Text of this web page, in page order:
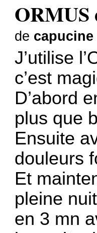
ORMUS
de capucine
J’utilise
c’est
D’abord
plus que
Ensuite
douleurs
Et
pleine
en 3 mn